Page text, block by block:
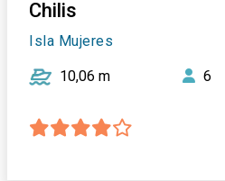
Chilis
Isla Mujeres
10,06 m 6